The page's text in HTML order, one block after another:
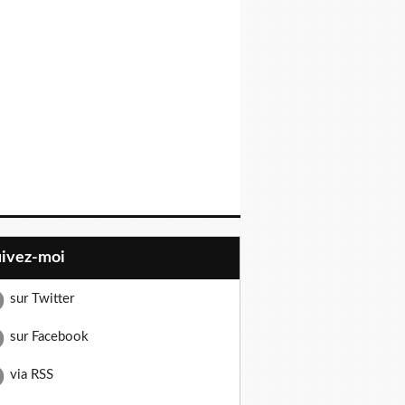
moi
sur Twitter
sur Facebook
via RSS